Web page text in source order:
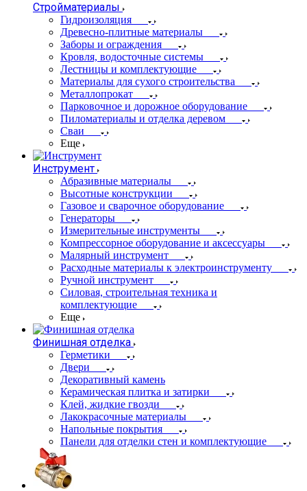
Стройматериалы
Гидроизоляция
Древесно-плитные материалы
Заборы и ограждения
Кровля, водосточные системы
Лестницы и комплектующие
Материалы для сухого строительства
Металлопрокат
Парковочное и дорожное оборудование
Пиломатериалы и отделка деревом
Сваи
Еще
Инструмент
Абразивные материалы
Высотные конструкции
Газовое и сварочное оборудование
Генераторы
Измерительные инструменты
Компрессорное оборудование и аксессуары
Малярный инструмент
Расходные материалы к электроинструменту
Ручной инструмент
Силовая, строительная техника и
комплектующие
Еще
Финишная отделка
Герметики
Двери
Декоративный камень
Керамическая плитка и затирки
Клей, жидкие гвозди
Лакокрасочные материалы
Напольные покрытия
Панели для отделки стен и комплектующие